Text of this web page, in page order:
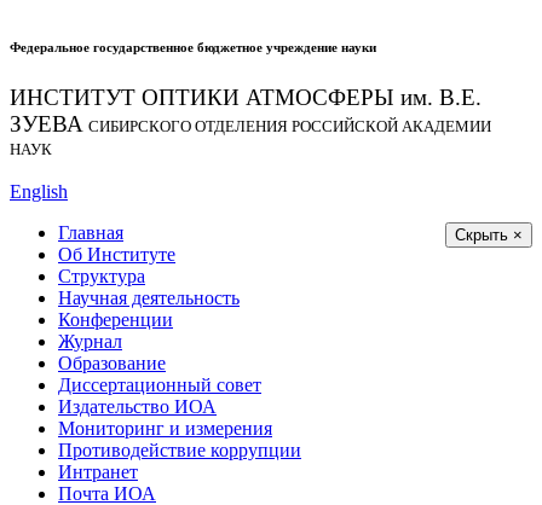
Федеральное государственное бюджетное учреждение науки
ИНСТИТУТ ОПТИКИ АТМОСФЕРЫ им. В.Е.
ЗУЕВА СИБИРСКОГО ОТДЕЛЕНИЯ РОССИЙСКОЙ АКАДЕМИИ
НАУК
English
Скрыть ×
Главная
Об Институте
Структура
Научная деятельность
Конференции
Журнал
Образование
Диссертационный совет
Издательство ИОА
Мониторинг и измерения
Противодействие коррупции
Интранет
Почта ИОА